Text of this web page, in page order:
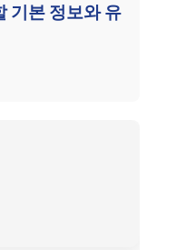
기본 정보와 유